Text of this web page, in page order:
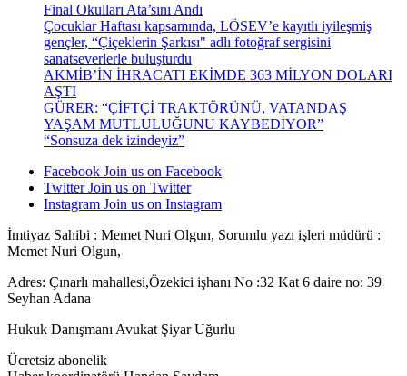
Final Okulları Ata’sını Andı
Çocuklar Haftası kapsamında, LÖSEV’e kayıtlı iyileşmiş
gençler, “Çiçeklerin Şarkısı" adlı fotoğraf sergisini
sanatseverlerle buluşturdu
AKMİB’İN İHRACATI EKİMDE 363 MİLYON DOLARI
AŞTI
GÜRER: “ÇİFTÇİ TRAKTÖRÜNÜ, VATANDAŞ
YAŞAM MUTLULUĞUNU KAYBEDİYOR”
“Sonsuza dek izindeyiz”
Facebook Join us on Facebook
Twitter Join us on Twitter
Instagram Join us on Instagram
İmtiyaz Sahibi : Memet Nuri Olgun, Sorumlu yazı işleri müdürü :
Memet Nuri Olgun,
Adres: Çınarlı mahallesi,Özekici işhanı No :32 Kat 6 daire no: 39
Seyhan Adana
Hukuk Danışmanı Avukat Şiyar Uğurlu
Ücretsiz abonelik